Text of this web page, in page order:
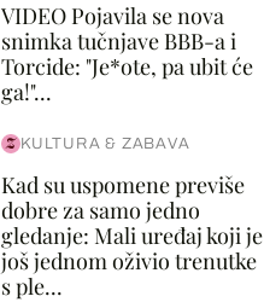
VIDEO Pojavila se nova
snimka tučnjave BBB-a i
Torcide: "Je*ote, pa ubit će
ga!"...
KULTURA & ZABAVA
Kad su uspomene previše
dobre za samo jedno
gledanje: Mali uređaj koji je
još jednom oživio trenutke
s ple...